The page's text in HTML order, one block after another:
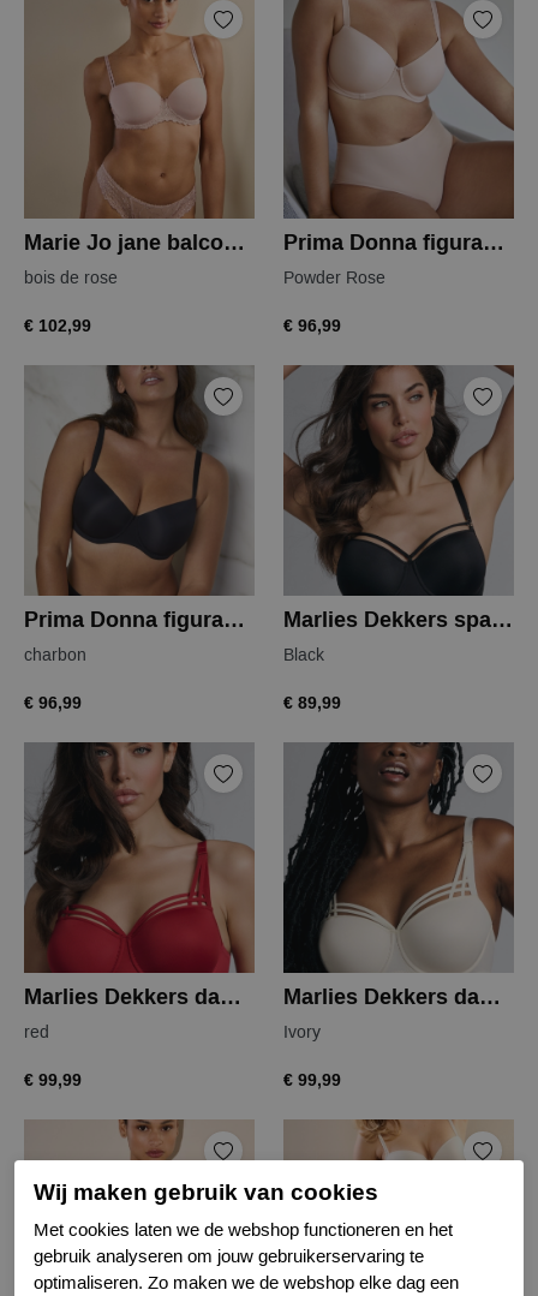
Marie Jo jane balconnet
bois de rose
€ 102,99
Prima Donna figuras balconnet
Powder Rose
€ 96,99
Prima Donna figuras balconnet
charbon
€ 96,99
Marlies Dekkers space odyssey balcony
Black
€ 89,99
Marlies Dekkers dame de paris balcony
red
€ 99,99
Marlies Dekkers dame de paris balcony
Ivory
€ 99,99
Wij maken gebruik van cookies
Met cookies laten we de webshop functioneren en het
gebruik analyseren om jouw gebruikerservaring te
optimaliseren. Zo maken we de webshop elke dag een